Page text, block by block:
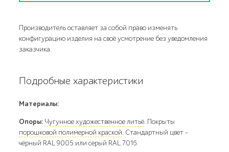
Производитель оставляет за собой право изменять
конфигурацию изделия на своё усмотрение без уведомления
заказчика.
Подробные характеристики
Материалы:
Опоры: Чугунное художественное литьё. Покрыты
порошковой полимерной краской. Стандартный цвет –
чёрный RAL 9005 или серый RAL 7016.